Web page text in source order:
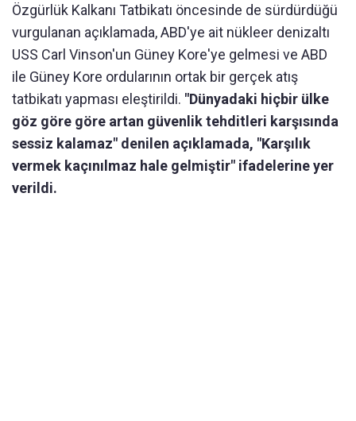
Özgürlük Kalkanı Tatbikatı öncesinde de sürdürdüğü
vurgulanan açıklamada, ABD'ye ait nükleer denizaltı
USS Carl Vinson'un Güney Kore'ye gelmesi ve ABD
ile Güney Kore ordularının ortak bir gerçek atış
tatbikatı yapması eleştirildi. "Dünyadaki hiçbir ülke
göz göre göre artan güvenlik tehditleri karşısında
sessiz kalamaz" denilen açıklamada, "Karşılık
vermek kaçınılmaz hale gelmiştir" ifadelerine yer
verildi.